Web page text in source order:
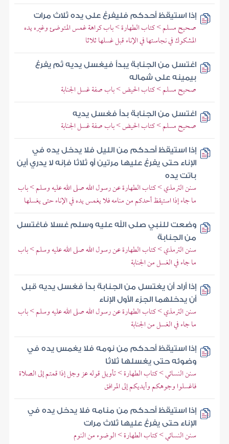
إذا استيقظ أحدكم فليفرغ على يده ثلاث مرات
صحيح مسلم > كتاب الطهارة > باب كراهة غمس المتوضئ وغيره يده
المشكوك في نجاستها في الإناء قبل غسلها ثلاثا
اغتسل من الجنابة يبدأ فيغسل يديه ثم يفرغ
بيمينه على شماله
صحيح مسلم > كتاب الحيض > باب صفة غسل الجنابة
اغتسل من الجنابة بدأ فغسل يديه
صحيح مسلم > كتاب الحيض > باب صفة غسل الجنابة
إذا استيقظ أحدكم من الليل فلا يدخل يده في
الإناء حتى يفرغ عليها مرتين أو ثلاثا فإنه لا يدري أين
باتت يده
سنن الترمذي > كتاب الطهارة عن رسول الله صلى الله عليه وسلم > باب
ما جاء إذا استيقظ أحدكم من منامه فلا يغمس يده في الإناء حتى يغسلها
وضعت للنبي صلى الله عليه وسلم غسلا فاغتسل
من الجنابة
سنن الترمذي > كتاب الطهارة عن رسول الله صلى الله عليه وسلم > باب
ما جاء في الغسل من الجنابة
إذا أراد أن يغتسل من الجنابة بدأ فغسل يديه قبل
أن يدخلهما الجزء الأول الإناء
سنن الترمذي > كتاب الطهارة عن رسول الله صلى الله عليه وسلم > باب
ما جاء في الغسل من الجنابة
إذا استيقظ أحدكم من نومه فلا يغمس يده في
وضوئه حتى يغسلها ثلاثا
سنن النسائي > كتاب الطهارة > تأويل قوله عز وجل إذا قمتم إلى الصلاة
فاغسلوا وجوهكم وأيديكم إلى المرافق
إذا استيقظ أحدكم من منامه فلا يدخل يده في
الإناء حتى يفرغ عليها ثلاث مرات
سنن النسائي > كتاب الطهارة > الوضوء من النوم